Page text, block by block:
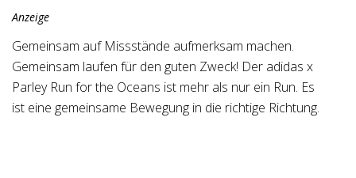
Anzeige
Gemeinsam auf Missstände aufmerksam machen.
Gemeinsam laufen für den guten Zweck! Der adidas x
Parley Run for the Oceans ist mehr als nur ein Run. Es
ist eine gemeinsame Bewegung in die richtige Richtung.